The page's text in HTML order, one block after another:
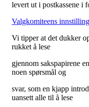
levert ut i postkassene i
Valgkomiteens
Vi tipper at det dukker
rukket å lese
gjennom sakspapirene
noen spørsmål og
svar, som en kjapp
uansett alle til å lese